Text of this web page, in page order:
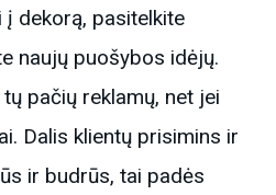
dekorą, pasitelkite
naujų puošybos idėjų.
pačių reklamų, net jei
Dalis klientų prisimins ir
ir budrūs, tai padės